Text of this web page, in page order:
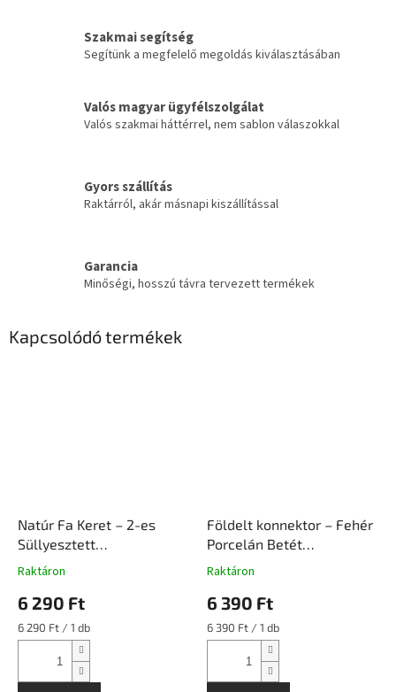
Szakmai segítség
Segítünk a megfelelő megoldás kiválasztásában
Valós magyar ügyfélszolgálat
Valós szakmai háttérrel, nem sablon válaszokkal
Gyors szállítás
Raktárról, akár másnapi kiszállítással
Garancia
Minőségi, hosszú távra tervezett termékek
Kapcsolódó termékek
Natúr Fa Keret – 2-es
Süllyesztett
Szerelvényhez |
Raktáron
6 290 Ft
Egységár:
6 290 Ft / 1 db
Földelt konnektor – Fehér
Porcelán Betét
Süllyesztett Szerelvény |
Raktáron
6 390 Ft
Egységár:
6 390 Ft / 1 db